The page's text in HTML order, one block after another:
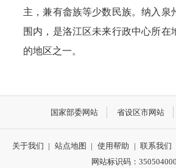
主，兼有畲族等少数民族。纳入泉
围内，是洛江区未来行政中心所在
的地区之一。
国家部委网站 省设区市网站
关于我们 | 站点地图 | 使用帮助 | 联系我们
网站标识码：